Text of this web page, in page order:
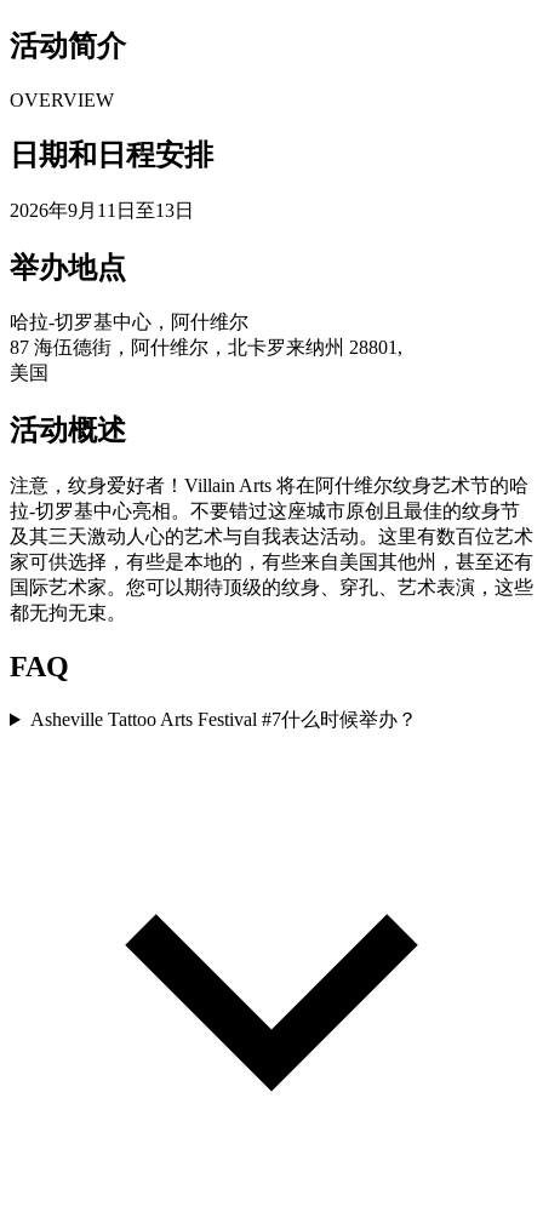
活动简介
OVERVIEW
日期和日程安排
2026年9月11日至13日
举办地点
哈拉-切罗基中心，阿什维尔
87 海伍德街，阿什维尔，北卡罗来纳州 28801,
美国
活动概述
注意，纹身爱好者！Villain Arts 将在阿什维尔纹身艺术节的哈
拉-切罗基中心亮相。不要错过这座城市原创且最佳的纹身节
及其三天激动人心的艺术与自我表达活动。这里有数百位艺术
家可供选择，有些是本地的，有些来自美国其他州，甚至还有
国际艺术家。您可以期待顶级的纹身、穿孔、艺术表演，这些
都无拘无束。
FAQ
Asheville Tattoo Arts Festival #7什么时候举办？